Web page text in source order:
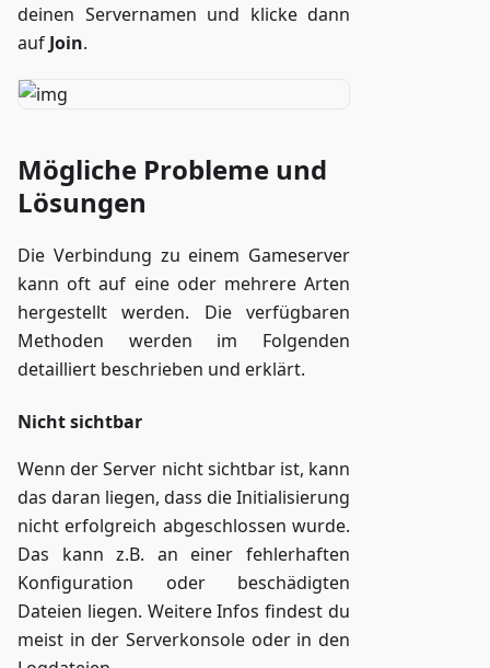
deinen Servernamen und klicke dann
auf Join.
Mögliche Probleme und
Lösungen
Die Verbindung zu einem Gameserver
kann oft auf eine oder mehrere Arten
hergestellt werden. Die verfügbaren
Methoden werden im Folgenden
detailliert beschrieben und erklärt.
Nicht sichtbar
Wenn der Server nicht sichtbar ist, kann
das daran liegen, dass die Initialisierung
nicht erfolgreich abgeschlossen wurde.
Das kann z.B. an einer fehlerhaften
Konfiguration oder beschädigten
Dateien liegen. Weitere Infos findest du
meist in der Serverkonsole oder in den